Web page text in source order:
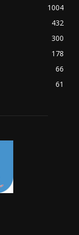
1004
432
300
178
66
61